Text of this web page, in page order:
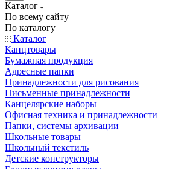
Каталог
По всему сайту
По каталогу
Каталог
Канцтовары
Бумажная продукция
Адресные папки
Принадлежности для рисования
Письменные принадлежности
Канцелярские наборы
Офисная техника и принадлежности
Папки, системы архивации
Школьные товары
Школьный текстиль
Детские конструкторы